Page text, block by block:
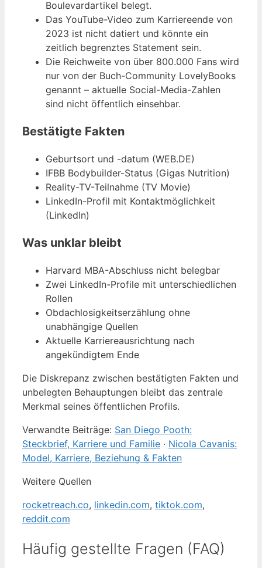
Boulevardartikel belegt.
Das YouTube-Video zum Karriereende von
2023 ist nicht datiert und könnte ein
zeitlich begrenztes Statement sein.
Die Reichweite von über 800.000 Fans wird
nur von der Buch-Community LovelyBooks
genannt – aktuelle Social-Media-Zahlen
sind nicht öffentlich einsehbar.
Bestätigte Fakten
Geburtsort und -datum (WEB.DE)
IFBB Bodybuilder-Status (Gigas Nutrition)
Reality-TV-Teilnahme (TV Movie)
LinkedIn-Profil mit Kontaktmöglichkeit
(LinkedIn)
Was unklar bleibt
Harvard MBA-Abschluss nicht belegbar
Zwei LinkedIn-Profile mit unterschiedlichen
Rollen
Obdachlosigkeitserzählung ohne
unabhängige Quellen
Aktuelle Karriereausrichtung nach
angekündigtem Ende
Die Diskrepanz zwischen bestätigten Fakten und
unbelegten Behauptungen bleibt das zentrale
Merkmal seines öffentlichen Profils.
Verwandte Beiträge: San Diego Pooth:
Steckbrief, Karriere und Familie · Nicola Cavanis:
Model, Karriere, Beziehung & Fakten
Weitere Quellen
rocketreach.co, linkedin.com, tiktok.com,
reddit.com
Häufig gestellte Fragen (FAQ)